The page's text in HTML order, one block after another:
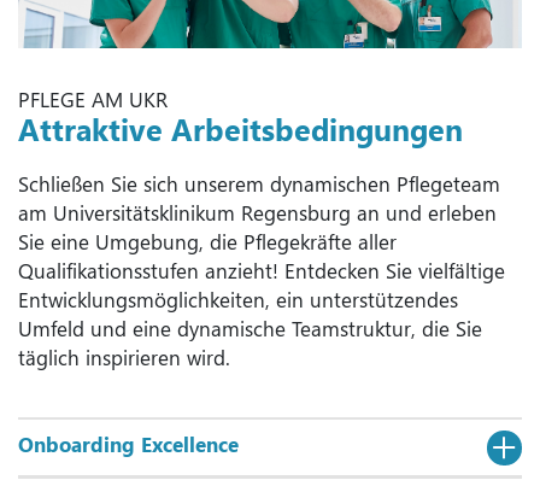
PFLEGE AM UKR
Attraktive Arbeitsbedingungen
Schließen Sie sich unserem dynamischen Pflegeteam
am Universitätsklinikum Regensburg an und erleben
Sie eine Umgebung, die Pflegekräfte aller
Qualifikationsstufen anzieht! Entdecken Sie vielfältige
Entwicklungsmöglichkeiten, ein unterstützendes
Umfeld und eine dynamische Teamstruktur, die Sie
täglich inspirieren wird.
Onboarding Excellence